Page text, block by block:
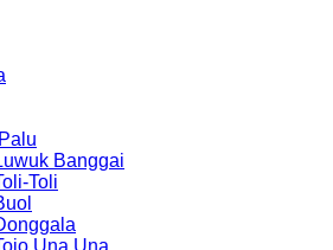
Banggai
Toli
Una Una